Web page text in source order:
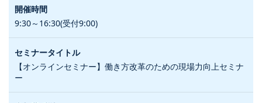
9:30～16:30(受付9:00)
【オンラインセミナー】働き方改革のための現場力向上セミナ
ー